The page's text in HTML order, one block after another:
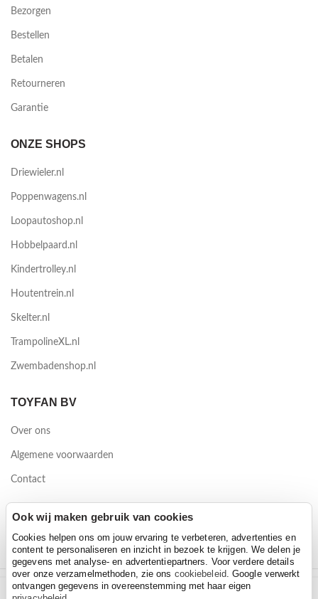
Bandits & Angels Kinbeschermer Escape met eigen naam bruin
Bezorgen
Bestellen
Betalen
Retourneren
Garantie
ONZE SHOPS
Driewieler.nl
Poppenwagens.nl
Loopautoshop.nl
Hobbelpaard.nl
Kindertrolley.nl
Houtentrein.nl
Skelter.nl
TrampolineXL.nl
Zwembadenshop.nl
TOYFAN BV
Over ons
Algemene voorwaarden
Contact
Ook wij maken gebruik van cookies
Cookies helpen ons om jouw ervaring te verbeteren, advertenties en
content te personaliseren en inzicht in bezoek te krijgen. We delen je
gegevens met analyse- en advertentiepartners. Voor verdere details
over onze verzamelmethoden, zie ons cookiebeleid. Google verwerkt
ontvangen gegevens in overeenstemming met haar eigen